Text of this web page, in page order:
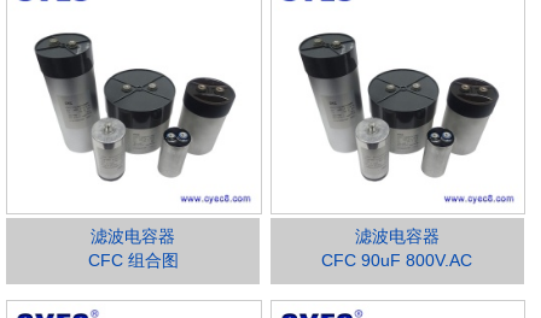
滤波电容器
CFC 组合图
滤波电容器
CFC 90uF 800V.AC